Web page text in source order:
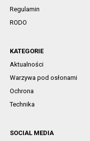
Regulamin
RODO
KATEGORIE
Aktualności
Warzywa pod osłonami
Ochrona
Technika
SOCIAL MEDIA